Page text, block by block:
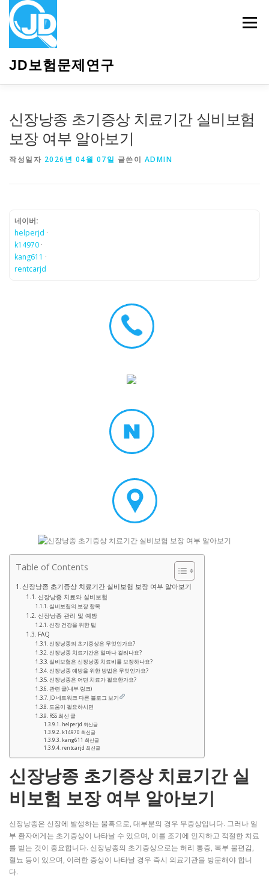
JD보험문제연구
메뉴
신장낭종 초기증상 치료기간 실비보험
보장 여부 알아보기
작성일자 2026년 04월 07일 글쓴이 ADMIN
네이버:
helperjd ·
k14970 ·
kang611 ·
rentcarjd
Table of Contents
신장낭종 초기증상 치료기간 실비보험 보장 여부 알아보기
신장낭종 치료와 실비보험
실비보험의 보장 항목
신장낭종 관리 및 예방
신장 건강을 위한 팁
FAQ
신장낭종의 초기증상은 무엇인가요?
신장낭종 치료기간은 얼마나 걸리나요?
실비보험은 신장낭종 치료비를 보장하나요?
신장낭종 예방을 위한 방법은 무엇인가요?
신장낭종은 어떤 치료가 필요한가요?
관련 글(내부 링크)
JD 네트워크 다른 블로그 보기
도움이 필요하시면
RSS 최신 글
helperjd 최신글
k14970 최신글
kang611 최신글
rentcarjd 최신글
신장낭종 초기증상 치료기간 실
비보험 보장 여부 알아보기
신장낭종은 신장에 발생하는 물혹으로, 대부분의 경우 무증상입니다. 그러나 일
부 환자에게는 초기증상이 나타날 수 있으며, 이를 조기에 인지하고 적절한 치료
를 받는 것이 중요합니다. 신장낭종의 초기증상으로는 허리 통증, 복부 불편감,
혈뇨 등이 있으며, 이러한 증상이 나타날 경우 즉시 의료기관을 방문해야 합니
다.